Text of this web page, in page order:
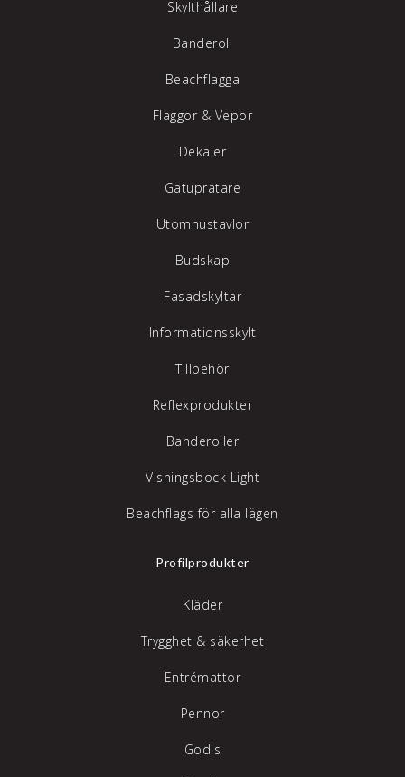
Skylthållare
Banderoll
Beachflagga
Flaggor & Vepor
Dekaler
Gatupratare
Utomhustavlor
Budskap
Fasadskyltar
Informationsskylt
Tillbehör
Reflexprodukter
Banderoller
Visningsbock Light
Beachflags för alla lägen
Profilprodukter
Kläder
Trygghet & säkerhet
Entrémattor
Pennor
Godis